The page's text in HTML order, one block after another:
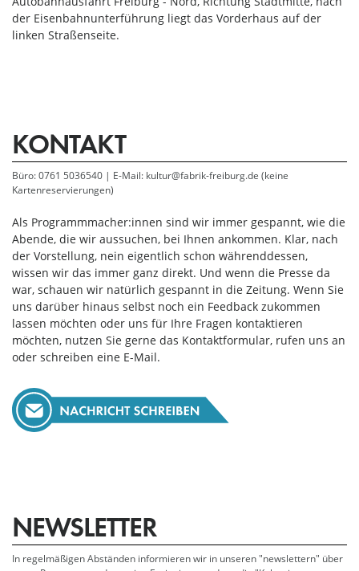
der Eisenbahnunterführung liegt das Vorderhaus auf der
linken Straßenseite.
KONTAKT
Büro: 0761 5036540 | E-Mail: kultur@fabrik-freiburg.de (keine
Kartenreservierungen)
Als Programmmacher:innen sind wir immer gespannt, wie die
Abende, die wir aussuchen, bei Ihnen ankommen. Klar, nach
der Vorstellung, nein eigentlich schon währenddessen,
wissen wir das immer ganz direkt. Und wenn die Presse da
war, schauen wir natürlich gespannt in die Zeitung. Wenn Sie
uns darüber hinaus selbst noch ein Feedback zukommen
lassen möchten oder uns für Ihre Fragen kontaktieren
möchten, nutzen Sie gerne das Kontaktformular, rufen uns an
oder schreiben eine E-Mail.
NEWSLETTER
In regelmäßigen Abständen informieren wir in unseren "newslettern" über